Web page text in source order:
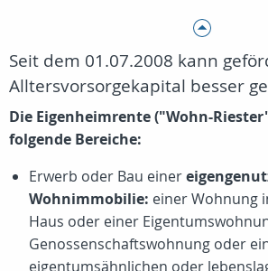
Seit dem 01.07.2008 kann
Alltersvorsorgekapital besser
Die Eigenheimrente ("Wohn-
folgende Bereiche:
Erwerb oder Bau einer
Wohnimmobilie: einer Wohnung
Haus oder einer
Genossenschaftswohnung oder
eigentumsähnlichen oder